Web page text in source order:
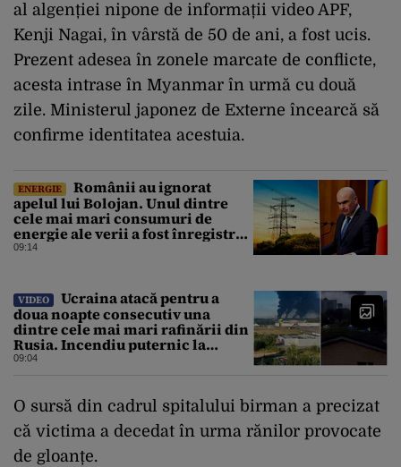
al algenției nipone de informații video APF,
Kenji Nagai, în vârstă de 50 de ani, a fost ucis.
Prezent adesea în zonele marcate de conflicte,
acesta intrase în Myanmar în urmă cu două
zile. Ministerul japonez de Externe încearcă să
confirme identitatea acestuia.
ENERGIE
Românii au ignorat
apelul lui Bolojan. Unul dintre
cele mai mari consumuri de
energie ale verii a fost înregistrat
miercuri seara
09:14
VIDEO
Ucraina atacă pentru a
doua noapte consecutiv una
dintre cele mai mari rafinării din
Rusia. Incendiu puternic la
instalația din Iaroslavl
09:04
O sursă din cadrul spitalului birman a precizat
că victima a decedat în urma rănilor provocate
de gloanțe.